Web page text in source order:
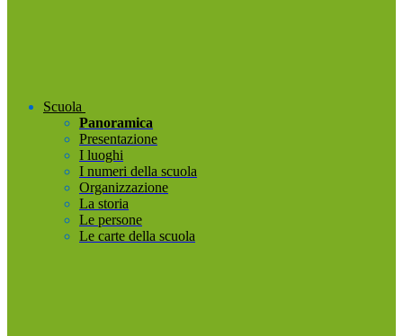
Scuola
Panoramica
Presentazione
I luoghi
I numeri della scuola
Organizzazione
La storia
Le persone
Le carte della scuola